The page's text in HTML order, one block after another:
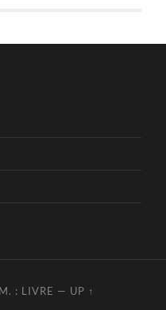
: LIVRE — UP ↑